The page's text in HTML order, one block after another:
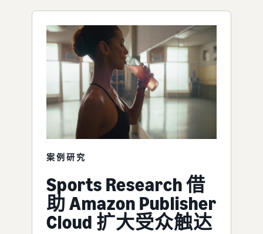
案例研究
Sports Research 借
助 Amazon Publisher
Cloud 扩大受众触达